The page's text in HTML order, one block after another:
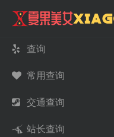
查询
常用查询
交通查询
站长查询